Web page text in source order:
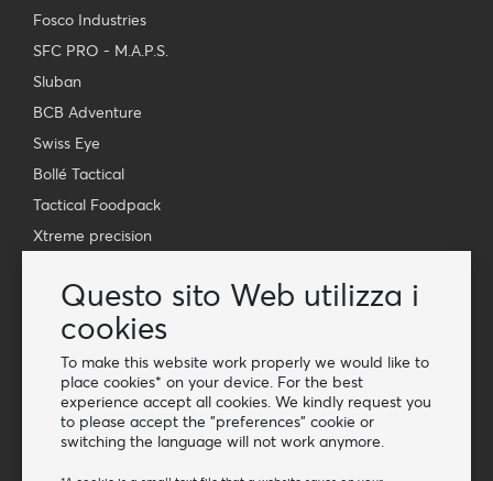
Questo sito Web utilizza i
cookies
To make this website work properly we would like to
place cookies* on your device. For the best
experience accept all cookies. We kindly request you
to please accept the "preferences" cookie or
switching the language will not work anymore.
Fosco Industries
SFC PRO - M.A.P.S.
Sluban
BCB Adventure
Swiss Eye
Bollé Tactical
Tactical Foodpack
Xtreme precision
Contatto
Grossista Van Os Imports B.V.
Telefono: + 31 348 451 219
WhatsApp us!